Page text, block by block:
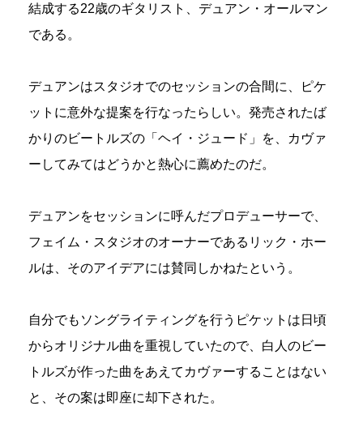
結成する22歳のギタリスト、デュアン・オールマン
である。
デュアンはスタジオでのセッションの合間に、ピケ
ットに意外な提案を行なったらしい。発売されたば
かりのビートルズの「ヘイ・ジュード」を、カヴァ
ーしてみてはどうかと熱心に薦めたのだ。
デュアンをセッションに呼んだプロデューサーで、
フェイム・スタジオのオーナーであるリック・ホー
ルは、そのアイデアには賛同しかねたという。
自分でもソングライティングを行うピケットは日頃
からオリジナル曲を重視していたので、白人のビー
トルズが作った曲をあえてカヴァーすることはない
と、その案は即座に却下された。